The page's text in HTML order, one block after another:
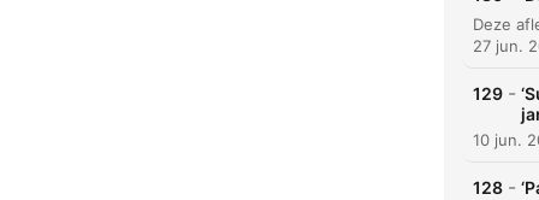
27 jun.
129 -
10 jun.
128 -